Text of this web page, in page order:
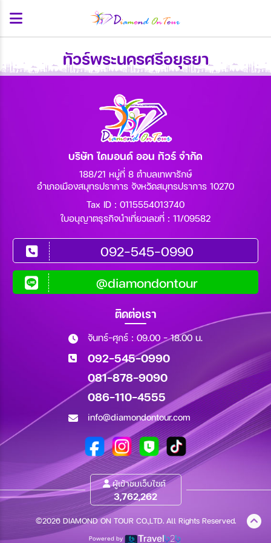
ทัวร์พระนครศรีอยุธยา
บริษัท ไดมอนด์ ออน ทัวร์ จำกัด
188/21 หมู่ที่ 8 ตำบลเทพารักษ์
อำเภอเมืองสมุทรปราการ จังหวัดสมุทรปราการ 10270
Tax ID : 0115554013740
ใบอนุญาตธุรกิจนำเที่ยวเลขที่ : 11/09582
092-545-0990
@diamondontour
ติดต่อเรา
จันทร์-ศุกร์ : 09.00 - 18.00 น.
092-545-0990
081-878-9090
086-110-4555
info@diamondontour.com
ผู้เข้าชมเว็บไซต์
3,762,262
©2026 DIAMOND ON TOUR CO.,LTD. All Rights Reserved.
Powered by